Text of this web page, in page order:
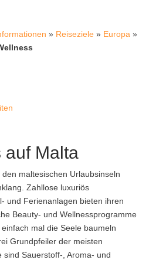
» Reiseziele» Europa »
auf Malta
maltesischen Urlaubsinseln
Zahllose luxuriös
und Ferienanlagen bieten ihren
Beauty- und Wellnessprogramme
mal die Seele baumeln
Grundpfeiler der meisten
sind Sauerstoff-, Aroma- und